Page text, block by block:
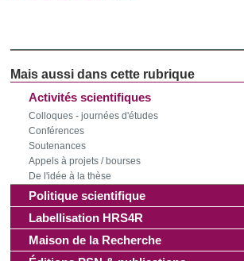
Activités scientifiques
Colloques - journées d'études
Conférences
Soutenances
Appels à projets / bourses
De l'idée à la thèse
Politique scientifique
Labellisation HRS4R
Maison de la Recherche